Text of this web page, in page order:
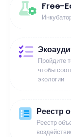
Free-
Пройдите
чтобы
экологии
Реестр
Реестр